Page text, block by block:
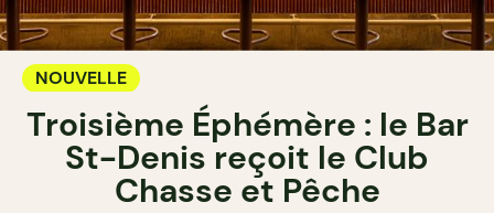
NOUVELLE
Troisième Éphémère : le Bar
St-Denis reçoit le Club
Chasse et Pêche